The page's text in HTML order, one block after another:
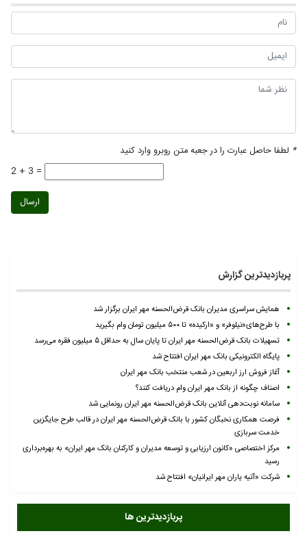
* لطفا حاصل عبارت را در جعبه متن روبرو وارد کنید
2 + 3 =
ارسال
پربازدیدترین گزارش
همایش سراسری مدیران بانک قرض‌الحسنه مهر ایران برگزار شد
با طرح‌های«نیلوفر» و «ارکیده» تا ۵۰۰ میلیون تومان وام بگیرید
تسهیلات بانک قرض‌الحسنه مهر ایران تا پایان سال به حداقل ۵ میلیون فقره می‌رسد
پایگاه الکترونیکی بانک مهر ایران افتتاح شد
آغاز فروش ارز اربعین در شعب منتخب بانک مهر ایران
اصناف چگونه از بانک مهر ایران وام دریافت کنند؟
سامانه نوبت‌دهی آنلاین بانک قرض‌الحسنه مهر ایران رونمایی شد
فرصت همکاری نخبگان کشور با بانک قرض‌الحسنه مهر ایران در قالب طرح جایگزین
خدمت سربازی
مرکز اختصاصی «کانون ارزیابی و توسعه مدیران و کارکنان بانک مهر ایران» به بهره‌برداری
رسید
شرکت «آتیه یاران مهر ایرانیان» افتتاح شد
پربازدیدترین ها